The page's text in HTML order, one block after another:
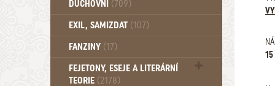
DUCHOVNÍ (709)
Okultismus (110)
EXIL, SAMIZDAT (107)
FANZINY (17)
FEJETONY, ESEJE A LITERÁRNÍ
TEORIE (2178)
15